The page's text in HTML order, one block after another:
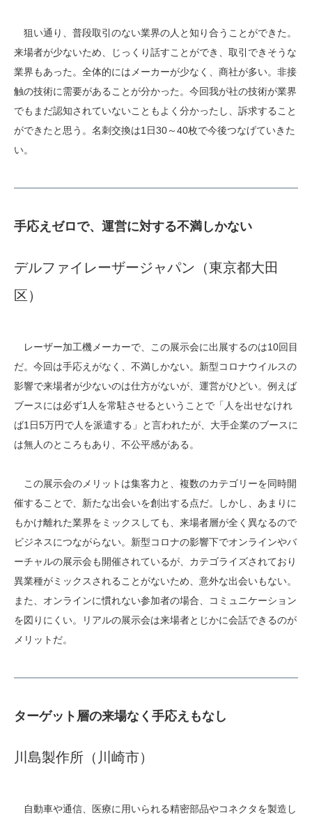
狙い通り、普段取引のない業界の人と知り合うことができた。
来場者が少ないため、じっくり話すことができ、取引できそうな
業界もあった。全体的にはメーカーが少なく、商社が多い。非接
触の技術に需要があることが分かった。今回我が社の技術が業界
でもまだ認知されていないこともよく分かったし、訴求すること
ができたと思う。名刺交換は1日30～40枚で今後つなげていきた
い。
手応えゼロで、運営に対する不満しかない
デルファイレーザージャパン（東京都大田
区）
レーザー加工機メーカーで、この展示会に出展するのは10回目
だ。今回は手応えがなく、不満しかない。新型コロナウイルスの
影響で来場者が少ないのは仕方がないが、運営がひどい。例えば
ブースには必ず1人を常駐させるということで「人を出せなけれ
ば1日5万円で人を派遣する」と言われたが、大手企業のブースに
は無人のところもあり、不公平感がある。
この展示会のメリットは集客力と、複数のカテゴリーを同時開
催することで、新たな出会いを創出する点だ。しかし、あまりに
もかけ離れた業界をミックスしても、来場者層が全く異なるので
ビジネスにつながらない。新型コロナの影響下でオンラインやバ
ーチャルの展示会も開催されているが、カテゴライズされており
異業種がミックスされることがないため、意外な出会いもない。
また、オンラインに慣れない参加者の場合、コミュニケーション
を図りにくい。リアルの展示会は来場者とじかに会話できるのが
メリットだ。
ターゲット層の来場なく手応えもなし
川島製作所（川崎市）
自動車や通信、医療に用いられる精密部品やコネクタを製造し